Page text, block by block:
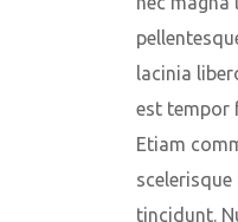
lacinia
est tempor
Etiam
tincidunt.